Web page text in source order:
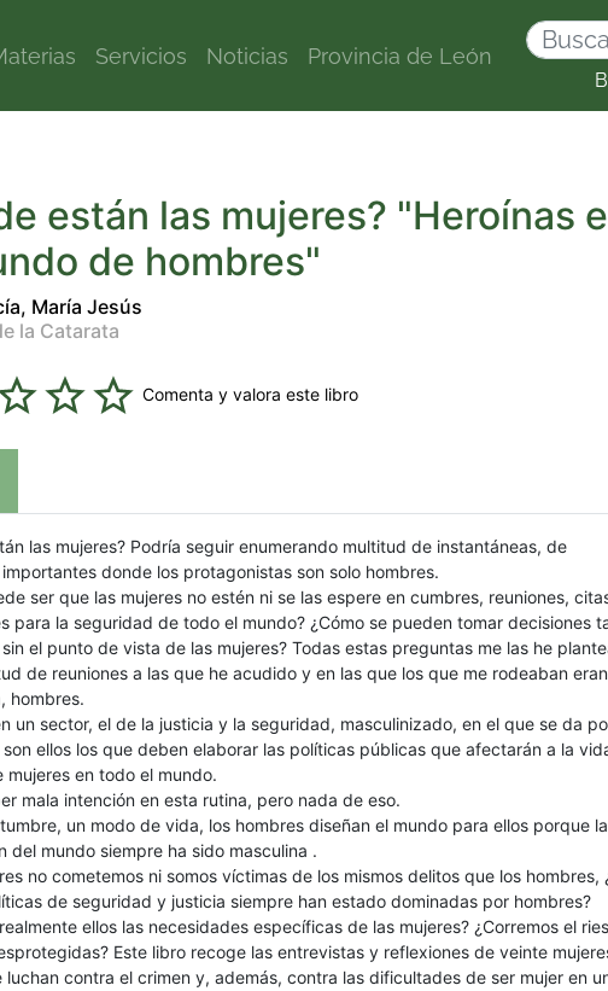
Servicios Noticias Provincia de León
están las mujeres? "Heroínas
de hombres"
María Jesús
la Catarata
Comenta y valora este libro
las mujeres? Podría seguir enumerando multitud de instantáneas, de
donde los protagonistas son solo hombres.
ser que las mujeres no estén ni se las espere en cumbres, reuniones,
para la seguridad de todo el mundo? ¿Cómo se pueden tomar decisiones
el punto de vista de las mujeres? Todas estas preguntas me las he
de reuniones a las que he acudido y en las que los que me rodeaban
hombres.
un sector, el de la justicia y la seguridad, masculinizado, en el que se da
ellos los que deben elaborar las políticas públicas que afectarán a la
mujeres en todo el mundo.
mala intención en esta rutina, pero nada de eso.
un modo de vida, los hombres diseñan el mundo para ellos porque la
del mundo siempre ha sido masculina .
no cometemos ni somos víctimas de los mismos delitos que los hombres,
de seguridad y justicia siempre han estado dominadas por hombres?
ellos las necesidades específicas de las mujeres? ¿Corremos el
Este libro recoge las entrevistas y reflexiones de veinte
luchan contra el crimen y, además, contra las dificultades de ser mujer en